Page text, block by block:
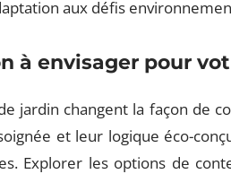
aux défis
à envisager pour
jardin changent la façon de
et leur logique éco-
Explorer les options de